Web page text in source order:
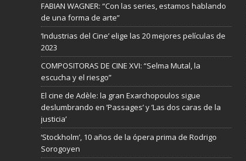
FABIAN WAGNER: “Con las series, estamos hablando
de una forma de arte”
‘Industrias del Cine’ elige las 20 mejores películas de
2023
COMPOSITORAS DE CINE XVI: “Selma Mutal, la
escucha y el riesgo”
El cine de Adèle: la gran Exarchopoulos sigue
deslumbrando en ’Passages’ y ’Las dos caras de la
justicia’
‘Stockholm’, 10 años de la ópera prima de Rodrigo
Sorogoyen